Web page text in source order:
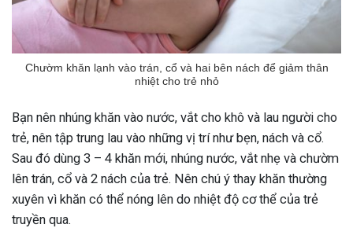
Chườm khăn lạnh vào trán, cổ và hai bên nách để giảm thân
nhiệt cho trẻ nhỏ
Bạn nên nhúng khăn vào nước, vắt cho khô và lau người cho
trẻ, nên tập trung lau vào những vị trí như bẹn, nách và cổ.
Sau đó dùng 3 – 4 khăn mới, nhúng nước, vắt nhẹ và chườm
lên trán, cổ và 2 nách của trẻ. Nên chú ý thay khăn thường
xuyên vì khăn có thể nóng lên do nhiệt độ cơ thể của trẻ
truyền qua.